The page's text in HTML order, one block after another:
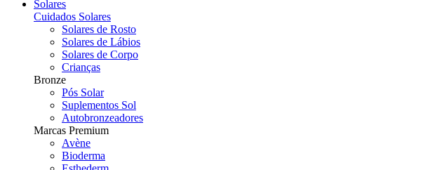
Solares
Cuidados Solares
Solares de Rosto
Solares de Lábios
Solares de Corpo
Crianças
Bronze
Pós Solar
Suplementos Sol
Autobronzeadores
Marcas Premium
Avène
Bioderma